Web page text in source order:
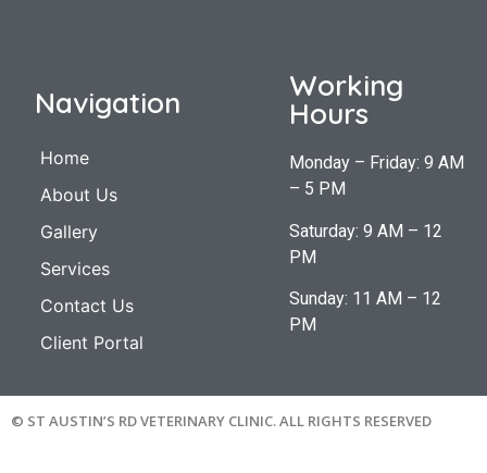
Navigation
Home
About Us
Gallery
Services
Contact Us
Client Portal
Working
Hours
Monday – Friday: 9 AM
– 5 PM
Saturday: 9 AM – 12
PM
Sunday: 11 AM – 12
PM
© ST AUSTIN’S RD VETERINARY CLINIC. ALL RIGHTS RESERVED